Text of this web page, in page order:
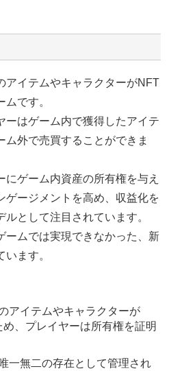
アイテムやキャラクターがNFT
です。
ーはゲーム内で獲得したアイテ
ム外で売買することができま
にゲーム内資産の所有権を与え
ゲージメントを高め、収益化を
として注目されています。
ームでは実現できなかった、新
ます。
アイテムやキャラクターが
、プレイヤーは所有権を証明
一無二の存在として管理され